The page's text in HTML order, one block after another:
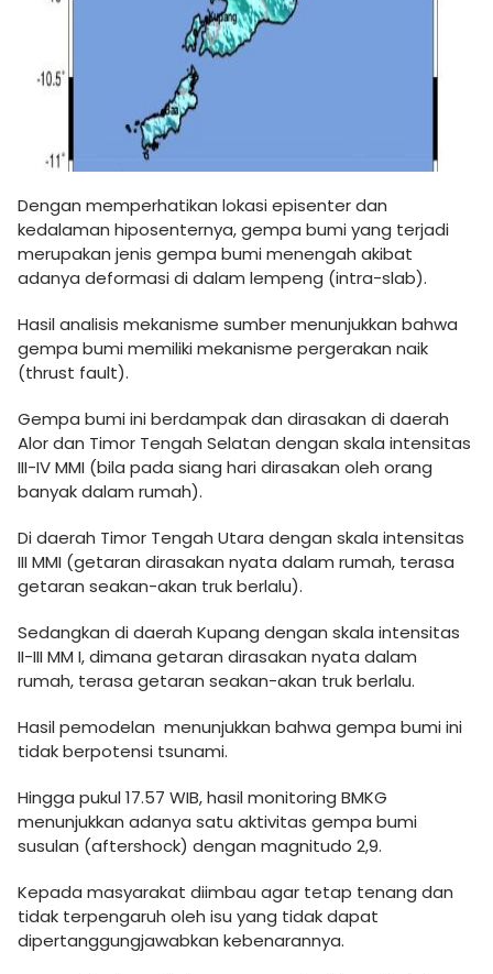
Dengan memperhatikan lokasi episenter dan
kedalaman hiposenternya, gempa bumi yang terjadi
merupakan jenis gempa bumi menengah akibat
adanya deformasi di dalam lempeng (intra-slab).
Hasil analisis mekanisme sumber menunjukkan bahwa
gempa bumi memiliki mekanisme pergerakan naik
(thrust fault).
Gempa bumi ini berdampak dan dirasakan di daerah
Alor dan Timor Tengah Selatan dengan skala intensitas
III-IV MMI (bila pada siang hari dirasakan oleh orang
banyak dalam rumah).
Di daerah Timor Tengah Utara dengan skala intensitas
III MMI (getaran dirasakan nyata dalam rumah, terasa
getaran seakan-akan truk berlalu).
Sedangkan di daerah Kupang dengan skala intensitas
II-III MM I, dimana getaran dirasakan nyata dalam
rumah, terasa getaran seakan-akan truk berlalu.
Hasil pemodelan menunjukkan bahwa gempa bumi ini
tidak berpotensi tsunami.
Hingga pukul 17.57 WIB, hasil monitoring BMKG
menunjukkan adanya satu aktivitas gempa bumi
susulan (aftershock) dengan magnitudo 2,9.
Kepada masyarakat diimbau agar tetap tenang dan
tidak terpengaruh oleh isu yang tidak dapat
dipertanggungjawabkan kebenarannya.